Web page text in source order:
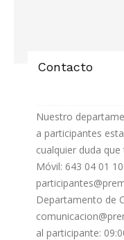
Contacto
Nuestro
a participantes
cualquier duda
Móvil: 643 04 01
Departamento de
al participante: